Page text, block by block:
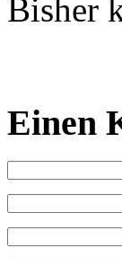
Bisher
Einen